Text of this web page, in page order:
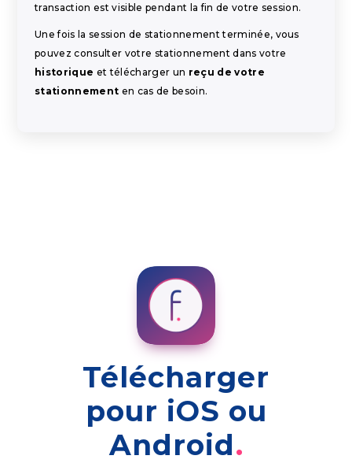
transaction est visible pendant la fin de votre session.
Une fois la session de stationnement terminée, vous
pouvez consulter votre stationnement dans votre
historique et télécharger un reçu de votre
stationnement en cas de besoin.
Télécharger
pour iOS ou
Android